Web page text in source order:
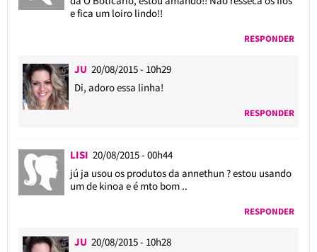
e fica um loiro lindo!!
RESPONDER
JU 20/08/2015 - 10h29
Di, adoro essa linha!
RESPONDER
LISI 20/08/2015 - 00h44
jú ja usou os produtos da annethun ? estou usando
um de kinoa e é mto bom ..
RESPONDER
JU 20/08/2015 - 10h28